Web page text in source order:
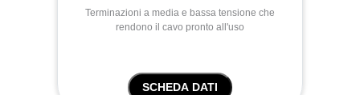
Terminazioni a media e bassa tensione che
rendono il cavo pronto all'uso
SCHEDA DATI